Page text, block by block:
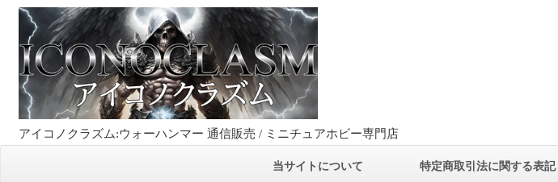
アイコノクラズム:ウォーハンマー 通信販売 / ミニチュアホビー専門店
当サイトについて 特定商取引法に関する表記